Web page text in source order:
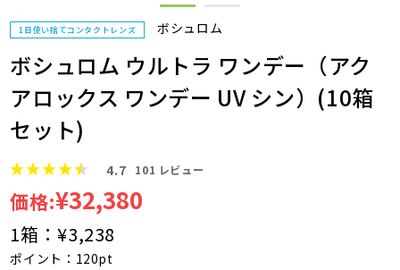
1日使い捨てコンタクトレンズ ボシュロム
ボシュロム ウルトラ ワンデー（アク
アロックス ワンデー UV シン）(10箱
セット)
4.7 101 レビュー
価格:¥32,380
1箱：¥3,238
ポイント：120pt